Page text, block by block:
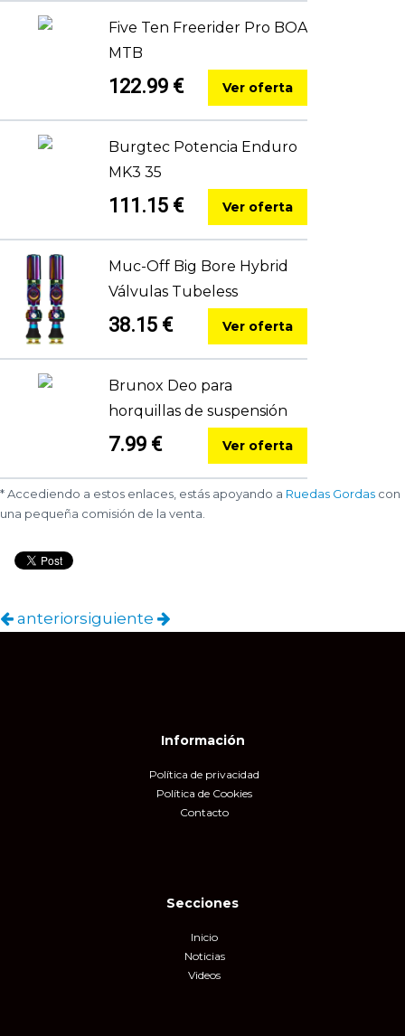
Five Ten Freerider Pro BOA
MTB
122.99 € Ver oferta
Burgtec Potencia Enduro
MK3 35
111.15 € Ver oferta
Muc-Off Big Bore Hybrid
Válvulas Tubeless
38.15 € Ver oferta
Brunox Deo para
horquillas de suspensión
7.99 € Ver oferta
* Accediendo a estos enlaces, estás apoyando a Ruedas Gordas con
una pequeña comisión de la venta.
anteriorsiguiente
Información
Política de privacidad
Política de Cookies
Contacto
Secciones
Inicio
Noticias
Videos